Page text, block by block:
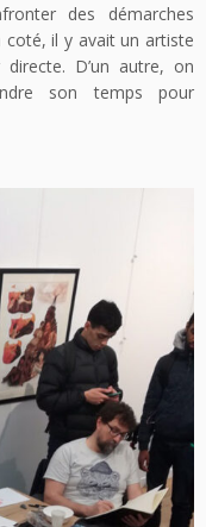
des démarches
coté, il y avait un artiste
D’un autre, on
son temps pour